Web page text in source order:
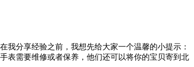
我分享经验之前，我想先给大家一个温馨的小提示：
表需要维修或者保养，他们还可以将你的宝贝寄到北